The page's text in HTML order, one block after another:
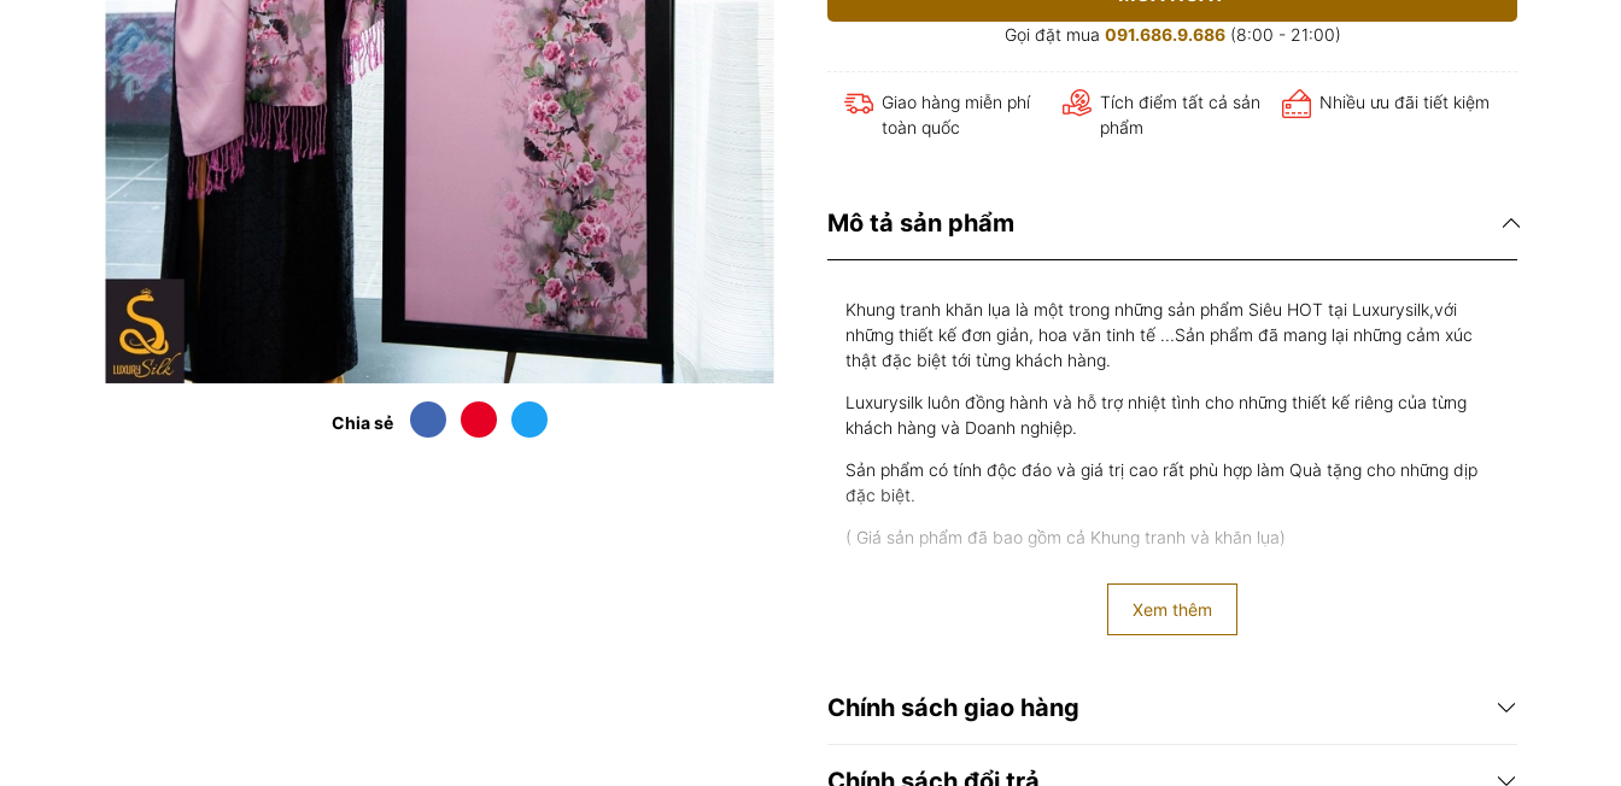
Chia sẻ
Gọi đặt mua 091.686.9.686(8:00 - 21:00)
Giao hàng miễn phí
toàn quốc
Tích điểm tất cả sản
phẩm
Nhiều ưu đãi tiết kiệm
Mô tả sản phẩm
Khung tranh khăn lụa là một trong những sản phẩm Siêu HOT tại Luxurysilk,với
những thiết kế đơn giản, hoa văn tinh tế ...Sản phẩm đã mang lại những cảm xúc
thật đặc biệt tới từng khách hàng.
Luxurysilk luôn đồng hành và hỗ trợ nhiệt tình cho những thiết kế riêng của từng
khách hàng và Doanh nghiệp.
Sản phẩm có tính độc đáo và giá trị cao rất phù hợp làm Quà tặng cho những dịp
đặc biệt.
( Giá sản phẩm đã bao gồm cả Khung tranh và khăn lụa)
Xem thêm
Chính sách giao hàng